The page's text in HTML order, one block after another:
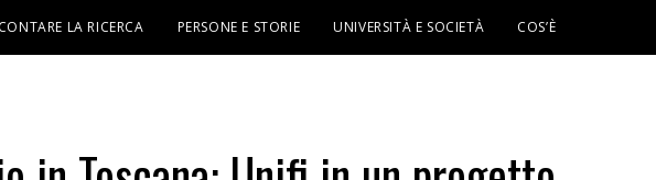
LA RICERCA PERSONE E STORIE UNIVERSITÀ E SOCIETÀ COS’È